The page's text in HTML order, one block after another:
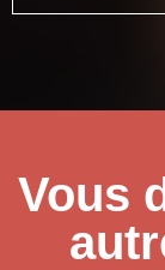
Vous